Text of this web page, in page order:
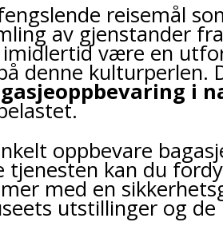
reisemål
av gjenstander
imidlertid være en
denne
i
oppbevare
tjenesten kan du
med en
utstillinger og